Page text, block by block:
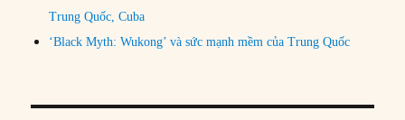
Trung Quốc, Cuba
‘Black Myth: Wukong’ và sức mạnh mềm của Trung Quốc